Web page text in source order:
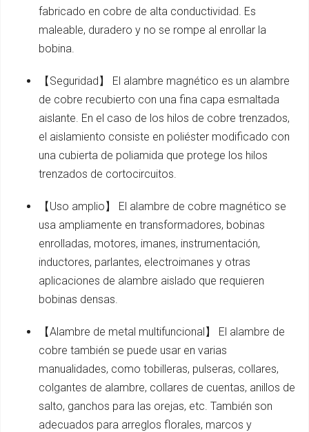
fabricado en cobre de alta conductividad. Es
maleable, duradero y no se rompe al enrollar la
bobina.
【Seguridad】 El alambre magnético es un alambre
de cobre recubierto con una fina capa esmaltada
aislante. En el caso de los hilos de cobre trenzados,
el aislamiento consiste en poliéster modificado con
una cubierta de poliamida que protege los hilos
trenzados de cortocircuitos.
【Uso amplio】 El alambre de cobre magnético se
usa ampliamente en transformadores, bobinas
enrolladas, motores, imanes, instrumentación,
inductores, parlantes, electroimanes y otras
aplicaciones de alambre aislado que requieren
bobinas densas.
【Alambre de metal multifuncional】 El alambre de
cobre también se puede usar en varias
manualidades, como tobilleras, pulseras, collares,
colgantes de alambre, collares de cuentas, anillos de
salto, ganchos para las orejas, etc. También son
adecuados para arreglos florales, marcos y